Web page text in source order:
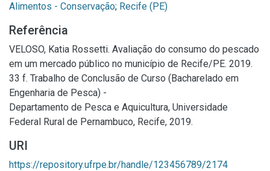
Alimentos - Conservação; Recife (PE)
Referência
VELOSO, Katia Rossetti. Avaliação do consumo do pescado
em um mercado público no município de Recife/PE. 2019.
33 f. Trabalho de Conclusão de Curso (Bacharelado em
Engenharia de Pesca) -
Departamento de Pesca e Aquicultura, Universidade
Federal Rural de Pernambuco, Recife, 2019.
URI
https://repository.ufrpe.br/handle/123456789/2174